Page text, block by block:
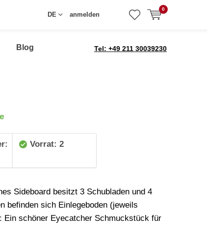
DE anmelden
0
Blog Tel: +49 211 30039230
Vorrat: 2
Sideboard besitzt 3 Schubladen und 4
befinden sich Einlegeboden (jeweils
Ein schöner Eyecatcher Schmuckstück für